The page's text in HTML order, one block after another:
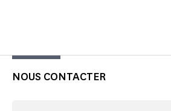
NOUS CONTACTER